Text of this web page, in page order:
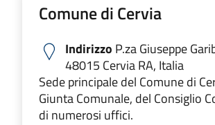
Comune di Cervia
Indirizzo P.za Giuseppe
48015 Cervia RA, Italia
Sede principale del Comune di
Giunta Comunale, del Consiglio
di numerosi uffici.